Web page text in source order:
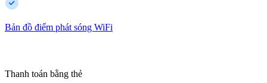
Bản đồ điểm phát sóng WiFi
Thanh toán bằng thẻ